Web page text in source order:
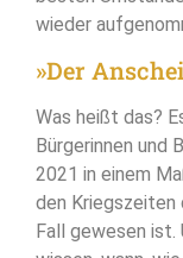
wieder
»Der
Was heißt das?
Bürgerinnen und
2021 in einem
den
Fall gewesen